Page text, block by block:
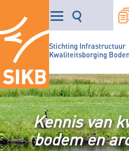
Stichting Infrastructuur
Kwaliteitsborging
Kennis van
bodem en